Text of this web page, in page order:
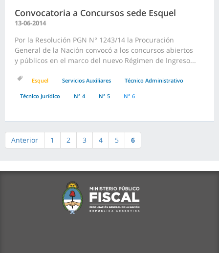
Convocatoria a Concursos sede Esquel
13-06-2014
Por la Resolución PGN N° 1243/14 la Procuración
General de la Nación convocó a los concursos abiertos
y públicos en el marco del nuevo Régimen de Ingreso...
Esquel Servicios Auxiliares Técnico Administrativo
Técnico Jurídico N° 4 N° 5 N° 6
Anterior 1 2 3 4 5 6